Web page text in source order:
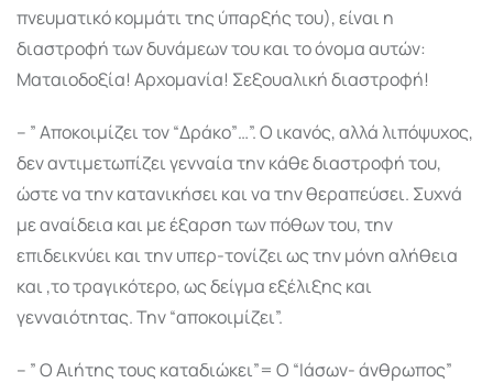
πνευματικό κομμάτι της ύπαρξής του), είναι η
διαστροφή των δυνάμεων του και το όνομα αυτών:
Ματαιοδοξία! Αρχομανία! Σεξουαλική διαστροφή!
– ” Αποκοιμίζει τον “Δράκο”…”. Ο ικανός, αλλά λιπόψυχος,
δεν αντιμετωπίζει γενναία την κάθε διαστροφή του,
ώστε να την κατανικήσει και να την θεραπεύσει. Συχνά
με αναίδεια και με έξαρση των πόθων του, την
επιδεικνύει και την υπερ-τονίζει ως την μόνη αλήθεια
και ,το τραγικότερο, ως δείγμα εξέλιξης και
γενναιότητας. Την “αποκοιμίζει”.
– ” Ο Αιήτης τους καταδιώκει”= Ο “Ιάσων- άνθρωπος”